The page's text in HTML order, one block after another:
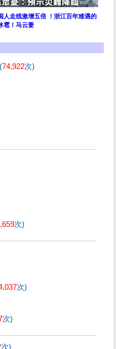
人走线激增五倍 ！浙江百年难遇的
雹！马云妻
(74,922次)
次)
次)
次)
次)